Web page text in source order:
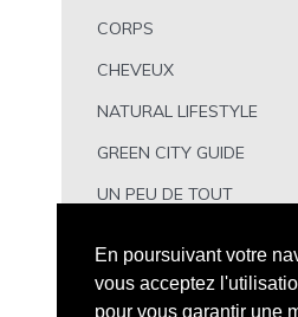
CORPS
CHEVEUX
NATURAL LIFESTYLE
GREEN CITY GUIDE
UN PEU DE TOUT
En poursuivant votre
vous acceptez
pour vous garantir une